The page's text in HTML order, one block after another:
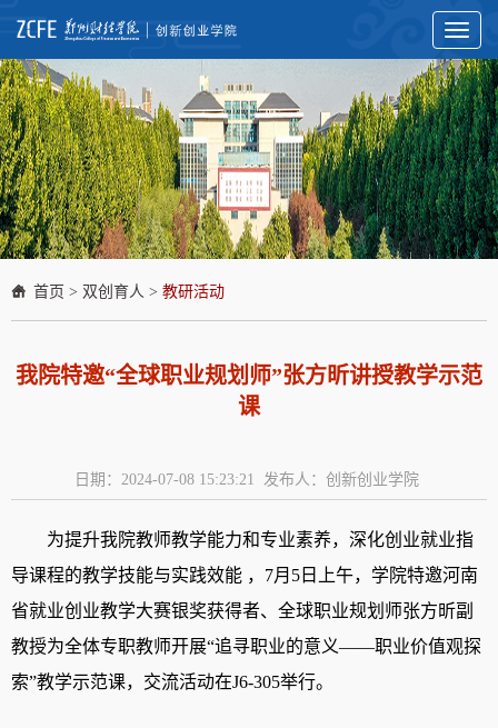
Toggle
首页 > 双创育人 > 教研活动
我院特邀“全球职业规划师”张方昕讲授教学示范
课
日期：2024-07-08 15:23:21 发布人：创新创业学院
为提升我院教师教学能力和专业素养，深化创业就业指
导课程的教学技能与实践效能 ， 7月5日上午，学院特邀河南
省就业创业教学大赛银奖获得者、全球职业规划师张方昕副
教授为全体专职教师开展“追寻职业的意义——职业价值观探
索”教学示范课，交流活动在J6-305举行。